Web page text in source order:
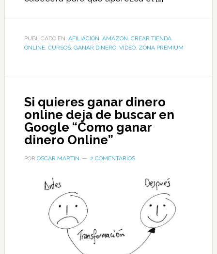
PUBLICADO EN: AFILIACIÓN, AMAZON, CREAR TIENDA
ONLINE, CURSOS, GANAR DINERO, VIDEO, ZONA PREMIUM
Si quieres ganar dinero
online deja de buscar en
Google “Como ganar
dinero Online”
POR OSCAR MARTIN 2 COMENTARIOS